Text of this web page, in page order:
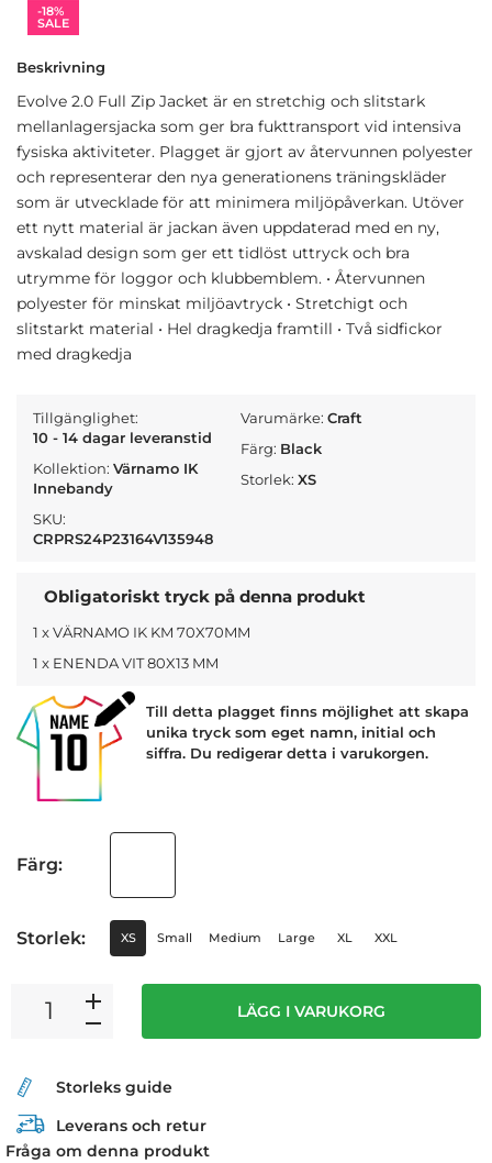
-18%
SALE
Beskrivning
Evolve 2.0 Full Zip Jacket är en stretchig och slitstark
mellanlagersjacka som ger bra fukttransport vid intensiva
fysiska aktiviteter. Plagget är gjort av återvunnen polyester
och representerar den nya generationens träningskläder
som är utvecklade för att minimera miljöpåverkan. Utöver
ett nytt material är jackan även uppdaterad med en ny,
avskalad design som ger ett tidlöst uttryck och bra
utrymme för loggor och klubbemblem. • Återvunnen
polyester för minskat miljöavtryck • Stretchigt och
slitstarkt material • Hel dragkedja framtill • Två sidfickor
med dragkedja
Tillgänglighet:
10 - 14 dagar leveranstid
Kollektion: Värnamo IK
Innebandy
SKU:
CRPRS24P23164V135948
Varumärke:Craft
Färg: Black
Storlek:XS
Obligatoriskt tryck på denna produkt
1 x VÄRNAMO IK KM 70X70MM
1 x ENENDA VIT 80X13 MM
Till detta plagget finns möjlighet att skapa
unika tryck som eget namn, initial och
siffra. Du redigerar detta i varukorgen.
Färg:
Storlek: XS Small Medium Large XL XXL
LÄGG I VARUKORG
Storleks guide
Leverans och retur
Fråga om denna produkt